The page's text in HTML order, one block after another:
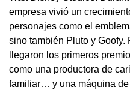
empresa vivió un
personajes como el
sino también Pluto y Goofy.
llegaron los primeros
como una productora de
familiar… y una máquina de